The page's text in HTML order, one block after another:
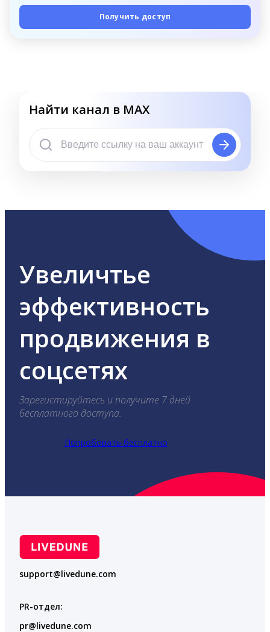
Получить доступ
Найти канал в MAX
Увеличтье
эффективность
продвижения в
соцсетях
Зарегистируйтесь и получите 7 дней
бесплатного доступа.
Попробовать бесплатно
support@livedune.com
PR-отдел:
pr@livedune.com